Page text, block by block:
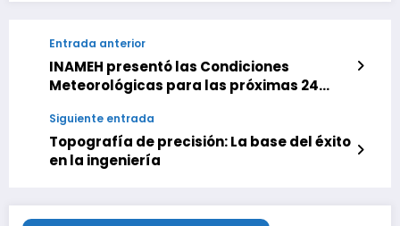
Entrada anterior
INAMEH presentó las Condiciones
Meteorológicas para las próximas 24
Siguiente entrada
Topografía de precisión: La base del éxito
en la ingeniería